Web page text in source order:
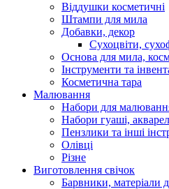
Віддушки косметичні
Штампи для мила
Добавки, декор
Сухоцвіти,
Основа для мила,
Інструменти та
Косметична тара
Малювання
Набори для
Набори гуаші,
Пензлики та інші
Олівці
Різне
Виготовлення свічок
Барвники, матеріали